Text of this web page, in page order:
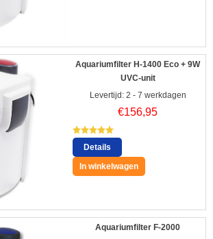
Aquariumfilter H-1400 Eco + 9W
UVC-unit
Levertijd: 2 - 7 werkdagen
€156,95
Details
In winkelwagen
Aquariumfilter F-2000